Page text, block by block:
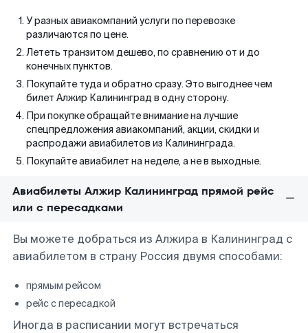
У разных авиакомпаний услуги по перевозке
различаются по цене.
Лететь транзитом дешево, по сравнению от и до
конечных пунктов.
Покупайте туда и обратно сразу. Это выгоднее чем
билет Алжир Калининград в одну сторону.
При покупке обращайте внимание на лучшие
спецпредложения авиакомпаний, акции, скидки и
распродажи авиабилетов из Калининграда.
Покупайте авиабилет на неделе, а не в выходные.
Авиабилеты Алжир Калининград прямой рейс
или с пересадками
Вы можете добраться из Алжира в Калининград с
авиабилетом в страну Россия двумя способами:
прямым рейсом
рейс с пересадкой
Иногда в расписании могут встречаться